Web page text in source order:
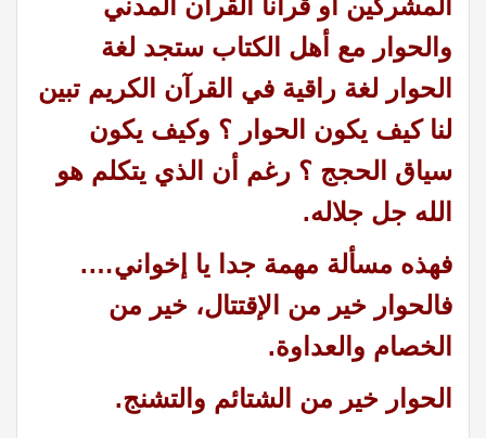
والحوار مع أهل الكتاب ستجد لغة
الحوار لغة راقية في القرآن الكريم تبين
لنا كيف يكون الحوار ؟ وكيف يكون
سياق الحجج ؟ رغم أن الذي يتكلم هو
الله جل جلاله.
فهذه مسألة مهمة جدا يا إخواني….
فالحوار خير من الإقتتال، خير من
الخصام والعداوة.
الحوار خير من الشتائم والتشنج.